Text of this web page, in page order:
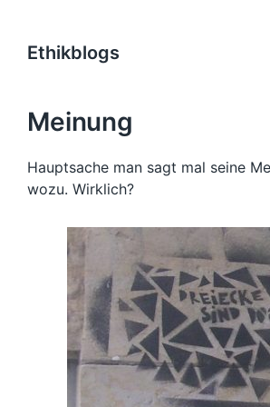
Ethikblogs
Meinung
Hauptsache man sagt mal seine
wozu. Wirklich?